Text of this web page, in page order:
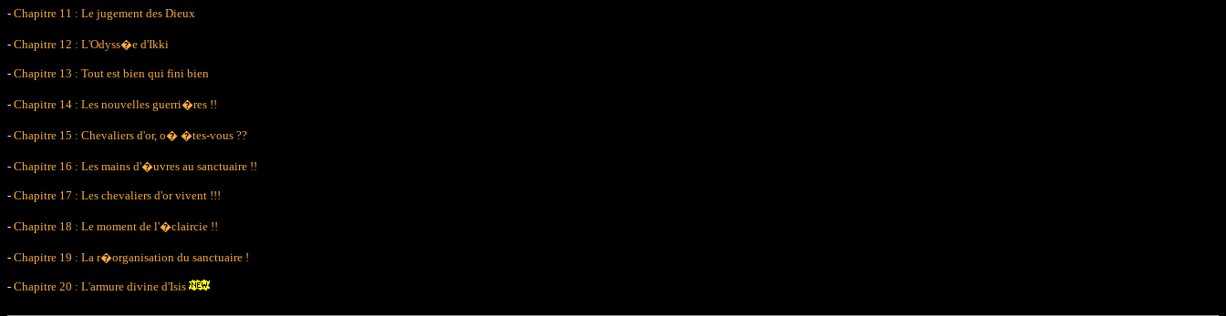
- Chapitre 11 : Le jugement des Dieux
- Chapitre 12 : L'Odyss�e d'Ikki
- Chapitre 13 : Tout est bien qui fini bien
- Chapitre 14 : Les nouvelles guerri�res !!
- Chapitre 15 : Chevaliers d'or, o� �tes-vous ??
- Chapitre 16 : Les mains d'�uvres au sanctuaire !!
- Chapitre 17 : Les chevaliers d'or vivent !!!
- Chapitre 18 : Le moment de l'�claircie !!
- Chapitre 19 : La r�organisation du sanctuaire !
- Chapitre 20 : L'armure divine d'Isis